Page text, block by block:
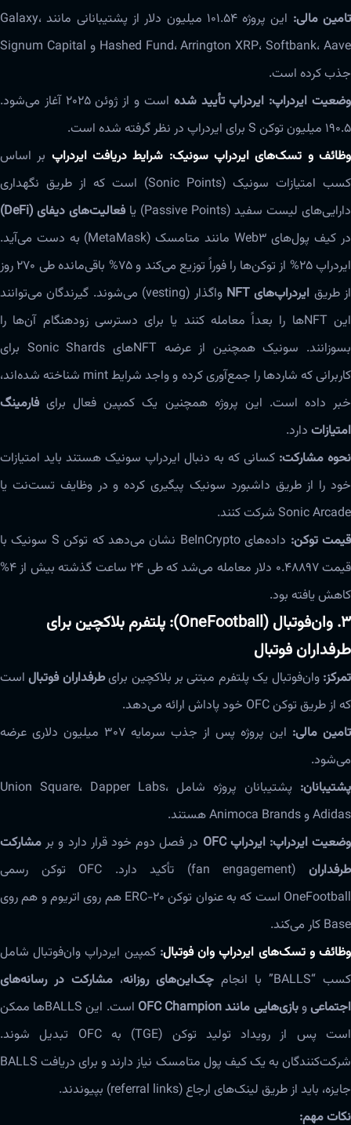
تامین مالی:
این پروژه ۱۰۱.۵۴ میلیون دلار از پشتیبانانی مانند Galaxy،
Hashed Fund، Arrington XRP، Softbank، Aave و Signum Capital
جذب کرده است.
وضعیت ایردراپ: ایردراپ تأیید شده
است و از ژوئن ۲۰۲۵ آغاز می‌شود.
۱۹۰.۵ میلیون توکن S برای ایردراپ در نظر گرفته شده است.
وظائف و تسک‌های ایردراپ سونیک: شرایط دریافت ایردراپ بر اساس
کسب امتیازات سونیک (Sonic Points) است که از طریق نگهداری
دارایی‌های لیست سفید (Passive Points) یا
فعالیت‌های دیفای (DeFi)
در کیف پول‌های Web3 مانند متامسک (MetaMask) به دست می‌آید.
ایردراپ ۲۵% از توکن‌ها را فوراً توزیع می‌کند و ۷۵% باقی‌مانده طی ۲۷۰ روز
از طریق ایردراپ‌های NFT
واگذار (vesting) می‌شوند. گیرندگان می‌توانند
این NFT‌ها را بعداً معامله کنند یا برای دسترسی زودهنگام آن‌ها را
بسوزانند. سونیک همچنین از عرضه NFT‌های Sonic Shards برای
کاربرانی که شاردها را جمع‌آوری کرده و واجد شرایط mint شناخته شده‌اند،
خبر داده است. این پروژه همچنین یک کمپین فعال برایفارمینگ
امتیازات دارد.
نحوه مشارکت: کسانی که به دنبال ایردراپ سونیک هستند باید امتیازات
خود را از طریق داشبورد سونیک پیگیری کرده و در وظایف تست‌نت یا
Sonic Arcade شرکت کنند.
قیمت توکن:
داده‌های BeInCrypto نشان می‌دهد که توکن S سونیک با
قیمت ۰.۴۸۸۹۷ دلار معامله می‌شد که طی ۲۴ ساعت گذشته بیش از ۴%
کاهش یافته بود.
۳. وان‌فوتبال (OneFootball): پلتفرم بلاکچین برای
طرفداران فوتبال
تمرکز: وان‌فوتبال یک پلتفرم مبتنی بر بلاکچین برایطرفداران فوتبالاست
که از طریق توکن OFC خود پاداش ارائه می‌دهد.
تامین مالی:
این پروژه پس از جذب سرمایه ۳۰۷ میلیون دلاری عرضه
می‌شود.
پشتیبانان:
پشتیبانان پروژه شامل Union Square، Dapper Labs،
Adidas و Animoca Brands هستند.
وضعیت ایردراپ: ایردراپ OFC در فصل دوم خود قرار دارد و بر مشارکت
طرفداران
(fan engagement) تأکید دارد. OFC توکن رسمی
OneFootball است که به عنوان توکن ERC-20 هم روی اتریوم و هم روی
Base کار می‌کند.
وظائف و تسک‌های ایردراپ وان فوتبال: کمپین ایردراپ وان‌فوتبال شامل
کسب “BALLS” با انجام
چک‌این‌های روزانه، مشارکت در رسانه‌های
اجتماعیوبازی‌هایی مانند OFC Champion
است. این BALLS‌ها ممکن
است پس از رویداد تولید توکن (TGE) به OFC تبدیل شوند.
شرکت‌کنندگان به یک کیف پول متامسک نیاز دارند و برای دریافت BALLS
جایزه، باید از طریق لینک‌های ارجاع (referral links) بپیوندند.
نکات مهم: